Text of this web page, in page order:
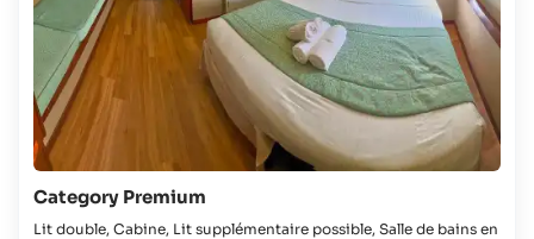
Category Premium
Lit double, Cabine, Lit supplémentaire possible, Salle de bains en